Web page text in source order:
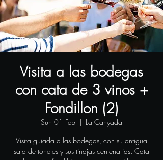
Visita a las bodegas
con cata de 3 vinos +
Fondillon (2)
Sun 01 Feb
  |
La Canyada
Visita guiada a las bodegas, con su antigua
sala de toneles y sus tinajas centenarias. Cata